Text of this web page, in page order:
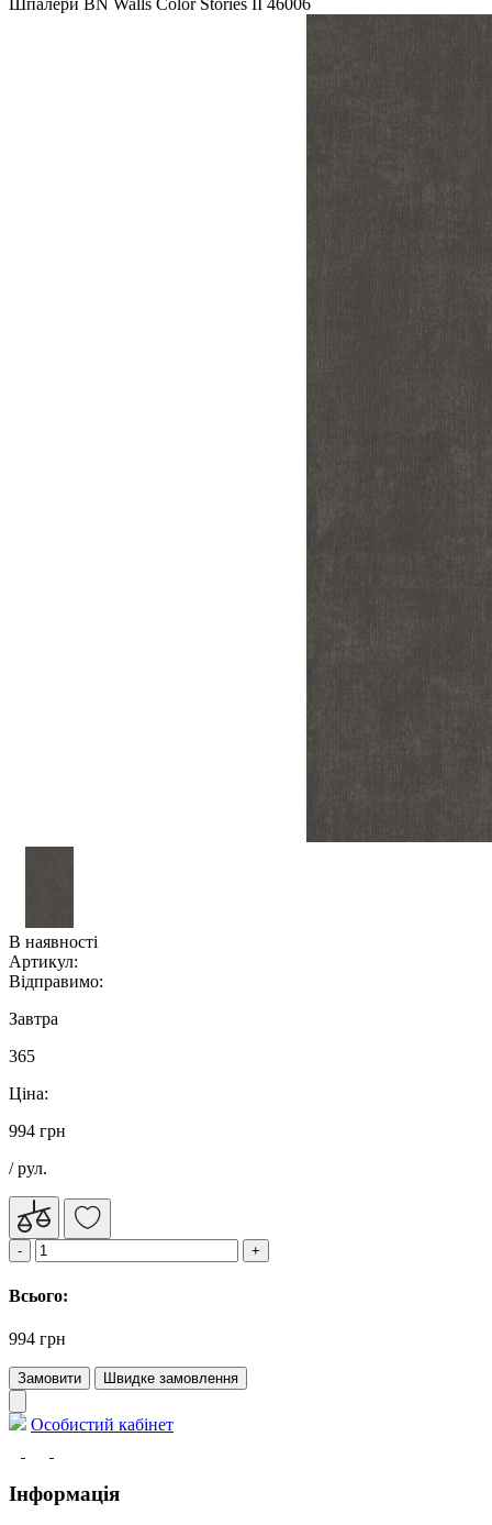
Шпалери BN Walls Color Stories II 46006
В наявності
Артикул:
Відправимо:
Завтра
365
Ціна:
994 грн
/ рул.
Всього:
994 грн
Замовити Швидке замовлення
Особистий кабінет
Інформація